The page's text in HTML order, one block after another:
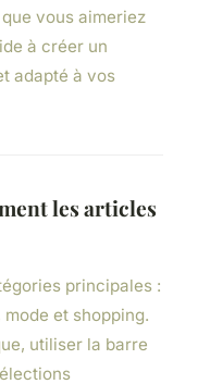
vous aimeriez
à créer un
adapté à vos
les articles
principales :
et shopping.
utiliser la barre